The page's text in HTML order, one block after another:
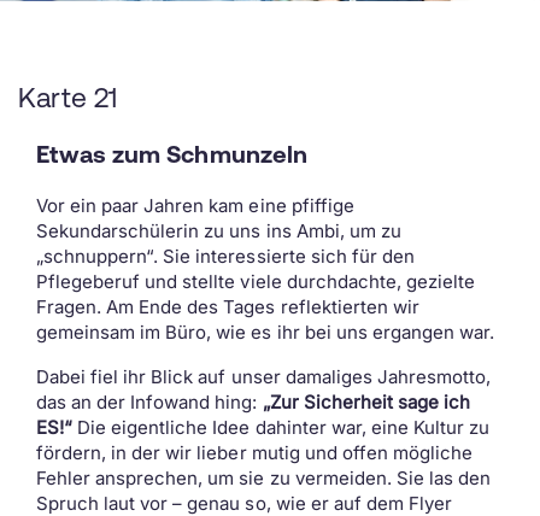
Karte 21
Etwas zum Schmunzeln
Vor ein paar Jahren kam eine pfiffige
Sekundarschülerin zu uns ins Ambi, um zu
„schnuppern“. Sie interessierte sich für den
Pflegeberuf und stellte viele durchdachte, gezielte
Fragen. Am Ende des Tages reflektierten wir
gemeinsam im Büro, wie es ihr bei uns ergangen war.
Dabei fiel ihr Blick auf unser damaliges Jahresmotto,
das an der Infowand hing: „Zur Sicherheit sage ich
ES!“ Die eigentliche Idee dahinter war, eine Kultur zu
fördern, in der wir lieber mutig und offen mögliche
Fehler ansprechen, um sie zu vermeiden. Sie las den
Spruch laut vor – genau so, wie er auf dem Flyer